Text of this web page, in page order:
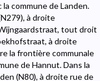
commune de Landen.
à droite
tout droit
à droite
la frontière communale
de Hannut. Dans la
(N80), à droite rue de